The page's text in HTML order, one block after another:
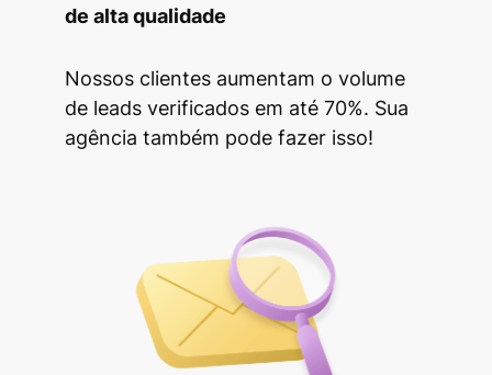
de alta qualidade
Nossos clientes aumentam o volume
de leads verificados em até 70%. Sua
agência também pode fazer isso!